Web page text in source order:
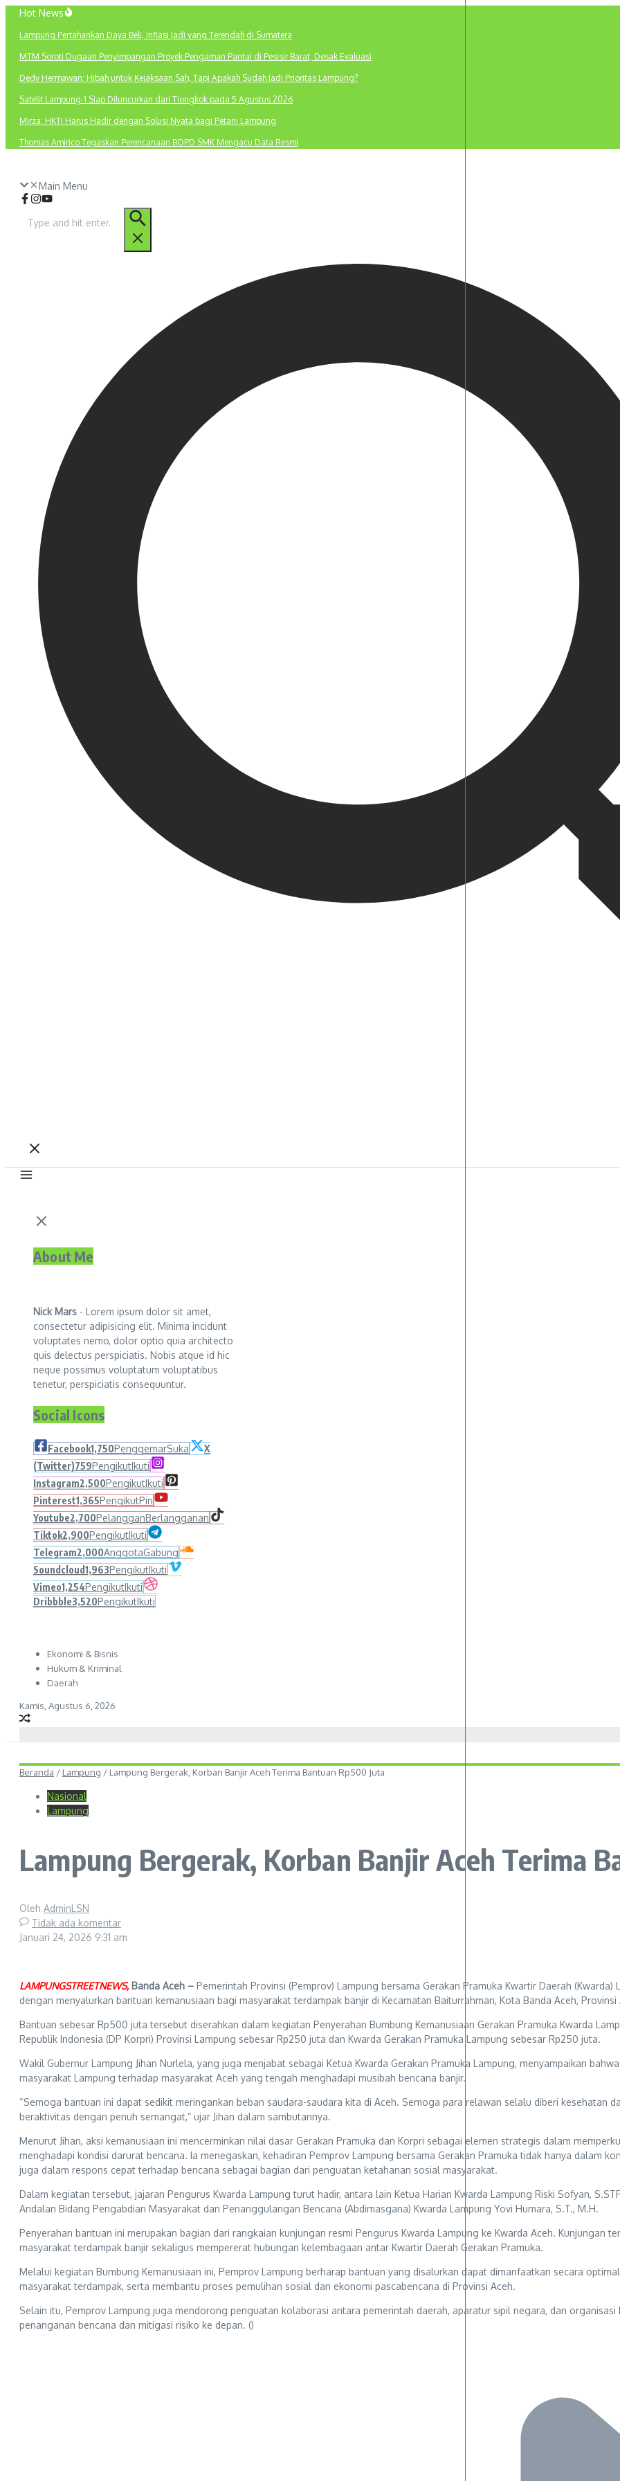
Lewati
konten
Hot News
Lampung Pertahankan Daya Beli, Inflasi Jadi yang Terendah di Sumatera
MTM Soroti Dugaan Penyimpangan Proyek Pengaman Pantai di Pesisir Barat, Desak Evaluasi
Dedy Hermawan: Hibah untuk Kejaksaan Sah, Tapi Apakah Sudah Jadi Prioritas Lampung?
Satelit Lampung-1 Siap Diluncurkan dari Tiongkok pada 5 Agustus 2026
Mirza: HKTI Harus Hadir dengan Solusi Nyata bagi Petani Lampung
Thomas Amirico Tegaskan Perencanaan BOPD SMK Mengacu Data Resmi
Main Menu
untuk:
About Me
Nick Mars - Lorem ipsum dolor sit amet,
consectetur adipisicing elit. Minima incidunt
voluptates nemo, dolor optio quia architecto
quis delectus perspiciatis. Nobis atque id hic
neque possimus voluptatum voluptatibus
tenetur, perspiciatis consequuntur.
Social Icons
Facebook1,750PenggemarSuka
X
(Twitter)759PengikutIkuti
Instagram2,500PengikutIkuti
Pinterest1,365PengikutPin
Youtube2,700PelangganBerlangganan
Tiktok2,900PengikutIkuti
Telegram2,000AnggotaGabung
Soundcloud1,963PengikutIkuti
Vimeo1,254PengikutIkuti
Dribbble3,520PengikutIkuti
Ekonomi & Bisnis
Hukum & Kriminal
Daerah
Kamis, Agustus 6, 2026
Beranda / Lampung / Lampung Bergerak, Korban Banjir Aceh Terima Bantuan Rp500 Juta
Nasional
Lampung
Lampung Bergerak, Korban Banjir Aceh Terima
Oleh AdminLSN
Tidak ada komentar
Januari 24, 2026 9:31 am
LAMPUNGSTREETNEWS, Banda Aceh – Pemerintah Provinsi (Pemprov) Lampung bersama Gerakan Pramuka Kwartir Daerah
dengan menyalurkan bantuan kemanusiaan bagi masyarakat terdampak banjir di Kecamatan Baiturrahman, Kota Banda Aceh, Provinsi
Bantuan sebesar Rp500 juta tersebut diserahkan dalam kegiatan Penyerahan Bumbung Kemanusiaan Gerakan Pramuka Kwarda
Republik Indonesia (DP Korpri) Provinsi Lampung sebesar Rp250 juta dan Kwarda Gerakan Pramuka Lampung sebesar Rp250 juta.
Wakil Gubernur Lampung Jihan Nurlela, yang juga menjabat sebagai Ketua Kwarda Gerakan Pramuka Lampung, menyampaikan
masyarakat Lampung terhadap masyarakat Aceh yang tengah menghadapi musibah bencana banjir.
“Semoga bantuan ini dapat sedikit meringankan beban saudara-saudara kita di Aceh. Semoga para relawan selalu diberi kesehatan
beraktivitas dengan penuh semangat,” ujar Jihan dalam sambutannya.
Menurut Jihan, aksi kemanusiaan ini mencerminkan nilai dasar Gerakan Pramuka dan Korpri sebagai elemen strategis dalam
menghadapi kondisi darurat bencana. Ia menegaskan, kehadiran Pemprov Lampung bersama Gerakan Pramuka tidak hanya dalam
juga dalam respons cepat terhadap bencana sebagai bagian dari penguatan ketahanan sosial masyarakat.
Dalam kegiatan tersebut, jajaran Pengurus Kwarda Lampung turut hadir, antara lain Ketua Harian Kwarda Lampung Riski Sofyan,
Andalan Bidang Pengabdian Masyarakat dan Penanggulangan Bencana (Abdimasgana) Kwarda Lampung Yovi Humara, S.T., M.H.
Penyerahan bantuan ini merupakan bagian dari rangkaian kunjungan resmi Pengurus Kwarda Lampung ke Kwarda Aceh. Kunjungan
masyarakat terdampak banjir sekaligus mempererat hubungan kelembagaan antar Kwartir Daerah Gerakan Pramuka.
Melalui kegiatan Bumbung Kemanusiaan ini, Pemprov Lampung berharap bantuan yang disalurkan dapat dimanfaatkan secara
masyarakat terdampak, serta membantu proses pemulihan sosial dan ekonomi pascabencana di Provinsi Aceh.
Selain itu, Pemprov Lampung juga mendorong penguatan kolaborasi antara pemerintah daerah, aparatur sipil negara, dan
penanganan bencana dan mitigasi risiko ke depan. ()